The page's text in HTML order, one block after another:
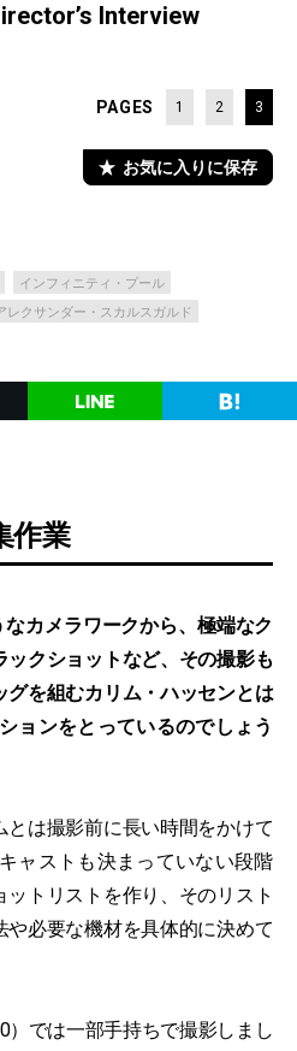
Interview
PAGES 1 2 3
お気に入りに保存
インフィニティ・プール
レクサンダー・スカルスガルド
作業
カメラワークから、極端なク
ックショットなど、その撮影も
グを組むカリム・ハッセンとは
ョンをとっているのでしょう
とは撮影前に長い時間をかけて
ャストも決まっていない段階
トリストを作り、そのリスト
や必要な機材を具体的に決めて
）では一部手持ちで撮影しまし